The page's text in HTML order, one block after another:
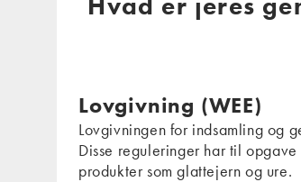
Lovgivning (WEE)
Lovgivningen for indsamling og
Disse reguleringer har til
produkter som glattejern og ure.